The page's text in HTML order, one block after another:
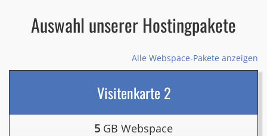
Auswahl unserer Hostingpakete
Alle Webspace-Pakete anzeigen
Visitenkarte 2
5 GB Webspace